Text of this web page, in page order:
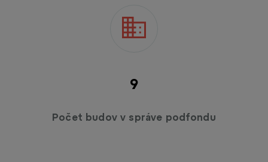
9
Počet budov v správe podfondu